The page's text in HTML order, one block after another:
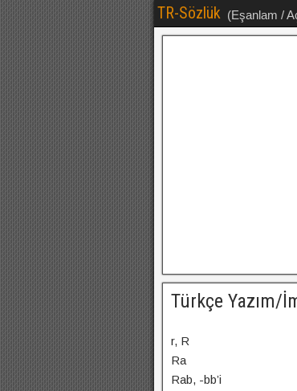
TR-Sözlük (Eşanlam /
Türkçe Yazım/
r, R
Ra
Rab, -bb’i